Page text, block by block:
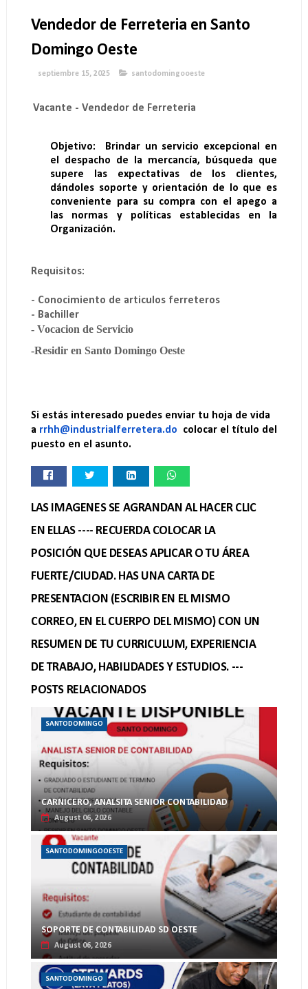
Vendedor de Ferreteria en Santo
Domingo Oeste
septiembre 15, 2025 santodomingooeste
Vacante - Vendedor de Ferreteria
Objetivo: Brindar un servicio excepcional en
el despacho de la mercancía, búsqueda que
supere las expectativas de los clientes,
dándoles soporte y orientación de lo que es
conveniente para su compra con el apego a
las normas y políticas establecidas en la
Organización.
Requisitos:
- Conocimiento de articulos ferreteros
- Bachiller
- Vocacion de Servicio
-Residir en Santo Domingo Oeste
Si estás interesado puedes enviar tu hoja de vida
a rrhh@industrialferretera.do
colocar el título del
puesto en el asunto.
LAS IMAGENES SE AGRANDAN AL HACER CLIC
EN ELLAS ---- RECUERDA COLOCAR LA
POSICIÓN QUE DESEAS APLICAR O TU ÁREA
FUERTE/CIUDAD. HAS UNA CARTA DE
PRESENTACION (ESCRIBIR EN EL MISMO
CORREO, EN EL CUERPO DEL MISMO) CON UN
RESUMEN DE TU CURRICULUM, EXPERIENCIA
DE TRABAJO, HABILIDADES Y ESTUDIOS. ---
POSTS RELACIONADOS
SANTODOMINGO
CARNICERO, ANALSITA SENIOR CONTABILIDAD
August 06, 2026
SANTODOMINGOOESTE
SOPORTE DE CONTABILIDAD SD OESTE
August 06, 2026
SANTODOMINGO